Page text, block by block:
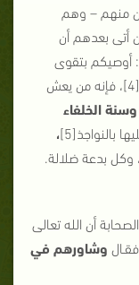
منهم – وهم
أتى بعدهم أن
أوصيكم بتقوى
الله، والسمع والطاعة وإن عبدا حبشيا مُجدَّعا[4]، فإنه من يعش
الخلفاء
بالنواجذ[5]
،
وكل بدعة ضلالة.
أن الله تعالى
وشاورهم في